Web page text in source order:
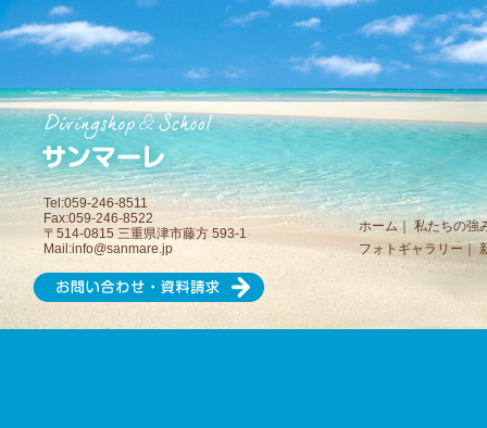
Tel:059-246-8511
Fax:059-246-8522
〒514-0815 三重県津市藤方 593-1
Mail:info@sanmare.jp
ホーム
私たちの強
フォトギャラリー｜